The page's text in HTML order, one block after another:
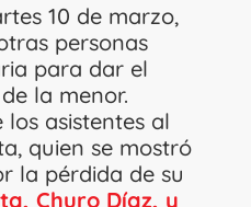
10 de marzo,
personas
para dar el
la menor.
los asistentes al
quien se mostró
la pérdida de su
Churo Díaz, y